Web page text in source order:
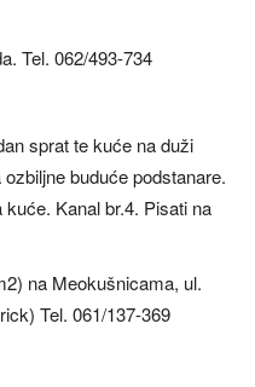
Tel. 062/493-734
sprat te kuće na duži
buduće podstanare.
Kanal br.4. Pisati na
na Meokušnicama, ul.
Tel. 061/137-369